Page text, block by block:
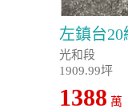
左鎮台
光和段
1909.99坪
1388 萬